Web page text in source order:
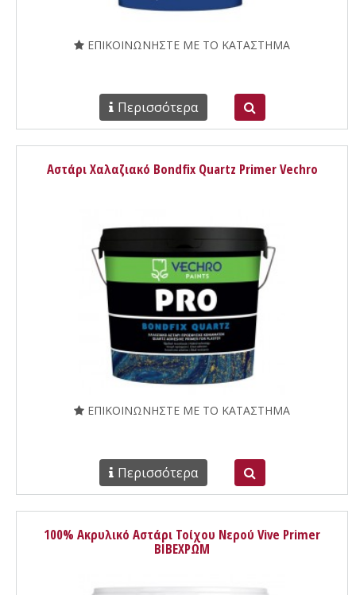
ΕΠΙΚΟΙΝΩΝΗΣΤΕ ΜΕ ΤΟ ΚΑΤΑΣΤΗΜΑ
Περισσότερα
Αστάρι Χαλαζιακό Bondfix Quartz Primer Vechro
ΕΠΙΚΟΙΝΩΝΗΣΤΕ ΜΕ ΤΟ ΚΑΤΑΣΤΗΜΑ
Περισσότερα
100% Ακρυλικό Αστάρι Τοίχου Νερού Vive Primer
ΒΙΒΕΧΡΩΜ